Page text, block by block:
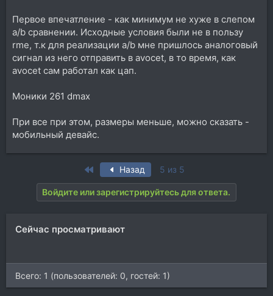
Первое впечатление - как минимум не хуже в слепом
a/b сравнении. Исходные условия были не в пользу
rme, т.к для реализации a/b мне пришлось аналоговый
сигнал из него отправить в avocet, в то время, как
avocet сам работал как цап.
Моники 261 dmax
При все при этом, размеры меньше, можно сказать -
мобильный девайс.
First Назад 5 из 5
Войдите или зарегистрируйтесь для ответа.
Сейчас просматривают
Всего: 1 (пользователей: 0, гостей: 1)